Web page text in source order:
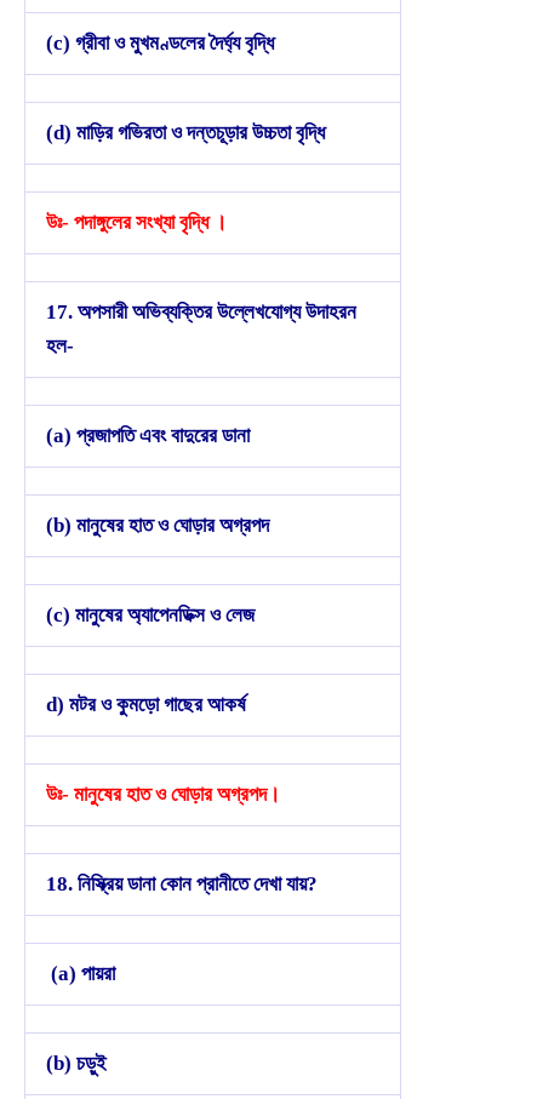
(c) গ্রীবা ও মুখমণ্ডলের দৈর্ঘ্য বৃদ্ধি
(d) মাড়ির গভিরতা ও দন্তচূড়ার উচ্চতা বৃদ্ধি
উঃ- পদাঙ্গুলের সংখ্যা বৃদ্ধি ।
17. অপসারী অভিব্যক্তির উল্লেখযোগ্য উদাহরন
হল-
(a) প্রজাপতি এবং বাদুরের ডানা
(b) মানুষের হাত ও ঘোড়ার অগ্রপদ
(c) মানুষের অ্যাপেনডিক্স ও লেজ
d) মটর ও কুমড়ো গাছের আকর্ষ
উঃ- মানুষের হাত ও ঘোড়ার অগ্রপদ।
18. নিস্ক্রিয় ডানা কোন প্রানীতে দেখা যায়?
(a) পায়রা
(b) চড়ুই